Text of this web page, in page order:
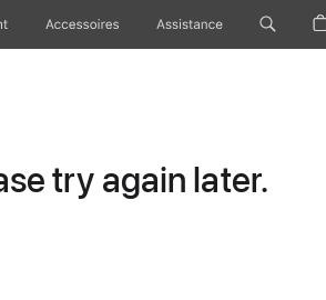
Accessoires Assistance
try again later.